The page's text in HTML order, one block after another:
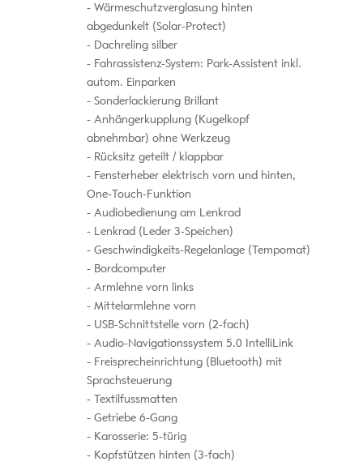
Wärmeschutzverglasung hinten
abgedunkelt (Solar-Protect)
Dachreling silber
Fahrassistenz-System: Park-Assistent inkl.
autom. Einparken
Sonderlackierung Brillant
Anhängerkupplung (Kugelkopf
abnehmbar) ohne Werkzeug
Rücksitz geteilt / klappbar
Fensterheber elektrisch vorn und hinten,
One-Touch-Funktion
Audiobedienung am Lenkrad
Lenkrad (Leder 3-Speichen)
Geschwindigkeits-Regelanlage (Tempomat)
Bordcomputer
Armlehne vorn links
Mittelarmlehne vorn
USB-Schnittstelle vorn (2-fach)
Audio-Navigationssystem 5.0 IntelliLink
Freisprecheinrichtung (Bluetooth) mit
Sprachsteuerung
Textilfussmatten
Getriebe 6-Gang
Karosserie: 5-türig
Kopfstützen hinten (3-fach)